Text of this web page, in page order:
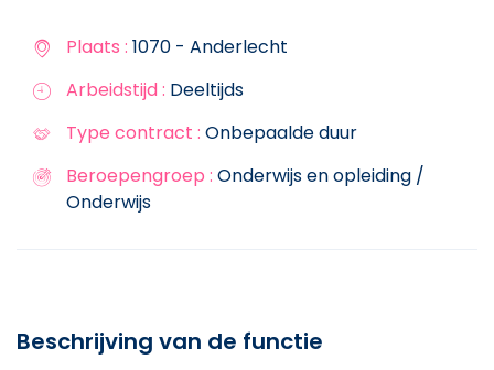
Plaats : 1070 - Anderlecht
Arbeidstijd : Deeltijds
Type contract : Onbepaalde duur
Beroepengroep : Onderwijs en opleiding /
Onderwijs
Beschrijving van de functie